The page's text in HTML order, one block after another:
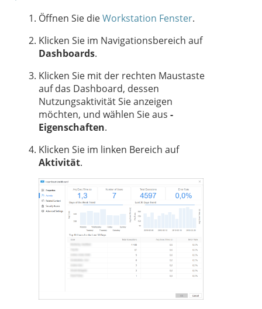
Öffnen Sie dieWorkstation Fenster.
Klicken Sie im Navigationsbereich auf
Dashboards.
Klicken Sie mit der rechten Maustaste
auf das Dashboard, dessen
Nutzungsaktivität Sie anzeigen
möchten, und wählen Sie aus -
Eigenschaften.
Klicken Sie im linken Bereich auf
Aktivität.